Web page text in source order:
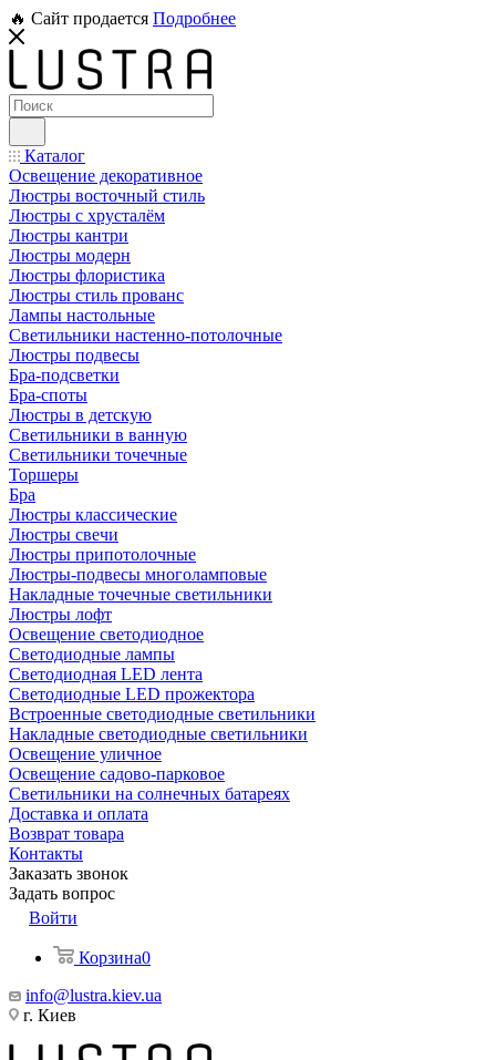
🔥 Сайт продается Подробнее
Каталог
Освещение декоративное
Люстры восточный стиль
Люстры с хрусталём
Люстры кантри
Люстры модерн
Люстры флористика
Люстры стиль прованс
Лампы настольные
Светильники настенно-потолочные
Люстры подвесы
Бра-подсветки
Бра-споты
Люстры в детскую
Светильники в ванную
Светильники точечные
Торшеры
Бра
Люстры классические
Люстры свечи
Люстры припотолочные
Люстры-подвесы многоламповые
Накладные точечные светильники
Люстры лофт
Освещение светодиодное
Светодиодные лампы
Светодиодная LED лента
Светодиодные LED прожектора
Встроенные светодиодные светильники
Накладные светодиодные светильники
Освещение уличное
Освещение садово-парковое
Светильники на солнечных батареях
Доставка и оплата
Возврат товара
Контакты
Заказать звонок
Задать вопрос
Войти
Корзина0
info@lustra.kiev.ua
г. Киев